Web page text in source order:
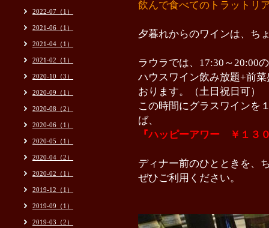
飲んで食べてのトラットリ
夕暮れからのワインは、ち
ラウラでは、17:30～20:00
ハウスワイン飲み放題+前
おります。（土日祝日可）
この時間にグラスワインを
ば、
『ハッピーアワー ￥１３
ディナー前のひとときを、
ぜひご利用ください。
2022-07（1）
2021-06（1）
2021-04（1）
2021-02（1）
2020-10（3）
2020-09（1）
2020-08（2）
2020-06（1）
2020-05（1）
2020-04（2）
2020-02（1）
2019-12（1）
2019-09（1）
2019-03（2）